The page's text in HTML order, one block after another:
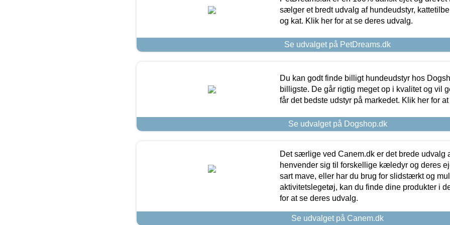
sælger et bredt udvalg af hundeudstyr,
og kat. Klik her for at se deres udvalg.
Se udvalget på PetDreams.dk
Du kan godt finde billigt hundeudstyr hos
billigste. De går rigtig meget op i kvalitet og vil
får det bedste udstyr på markedet. Klik her for
Se udvalget på Dogshop.dk
Det særlige ved Canem.dk er det brede udvalg
henvender sig til forskellige kæledyr og deres
sart mave, eller har du brug for slidstærkt og
aktivitetslegetøj, kan du finde dine produkter i
for at se deres udvalg.
Se udvalget på Canem.dk